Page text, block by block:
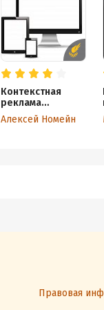
Контекстная
реклама
и не только.
Сборник.
Алексей Номейн
Правовая